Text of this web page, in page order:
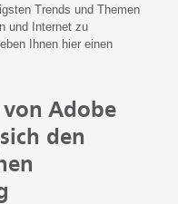
Trends und Themen
und Internet zu
Ihnen hier einen
von Adobe
den